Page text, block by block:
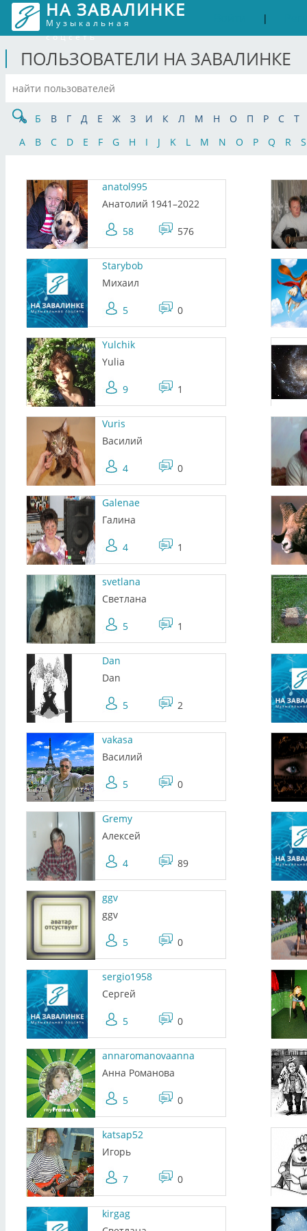
НА ЗАВАЛИНКЕ
Музыкальная
соцсеть
|
ПОЛЬЗОВАТЕЛИ НА ЗАВАЛИНКЕ
А Б В Г Д Е Ж З И К Л М Н О П Р С
Т
A
B C D E F G H I J K L M N O P Q R S
anatol995
Анатолий 1941–2022
58 576
Starybob
Михаил
5 0
Yulchik
Yulia
9 1
Vuris
Василий
4 0
Galenae
Галина
4 1
svetlana
Светлана
5 1
Dan
Dan
5 2
vakasa
Василий
5 0
Gremy
Алексей
4 89
ggv
ggv
5 0
sergio1958
Сергей
5 0
annaromanovaanna
Анна Романова
5 0
katsap52
Игорь
7 0
kirgag